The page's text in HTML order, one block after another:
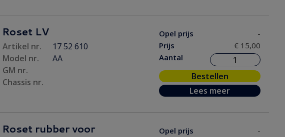
Roset LV
Artikel nr.
17 52 610
Model nr.
AA
GM nr.
Chassis nr.
Opel prijs
-
Prijs
€ 15,00
Aantal
Bestellen
Lees meer
Roset rubber voor Opel prijs
-